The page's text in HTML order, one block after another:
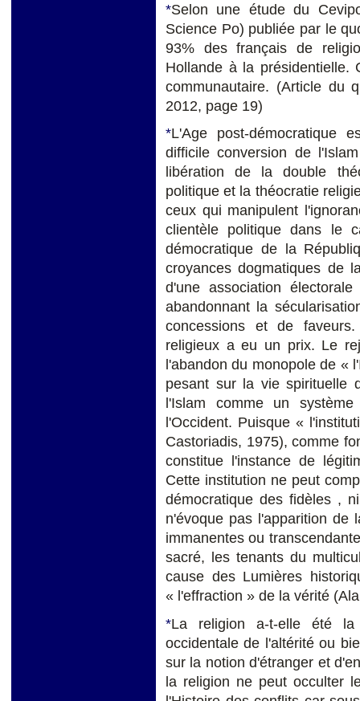
*Selon une étude du
Science Po) publiée par le
93% des français de
Hollande à la
communautaire. (Article du
2012, page 19)
*L'Age post-démocratique
difficile conversion de
libération de la double
politique et la théocratie
ceux qui manipulent
clientèle politique dans le
démocratique de la
croyances dogmatiques de
d'une association
abandonnant la
concessions et de
religieux a eu un prix. Le
l'abandon du monopole de «
pesant sur la vie spirituelle
l'Islam comme un
l'Occident. Puisque «
Castoriadis, 1975), comme
constitue l'instance de
Cette institution ne peut
démocratique des fidèles ,
n'évoque pas l'apparition de
immanentes ou
sacré, les tenants du
cause des Lumières
« l'effraction » de la vérité
*La religion a-t-elle été la
occidentale de l'altérité ou
sur la notion d'étranger et
la religion ne peut occulter